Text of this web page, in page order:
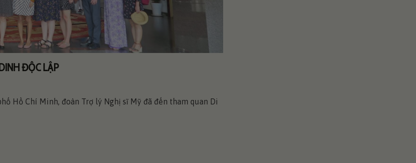
ĐỘC LẬP
Hồ Chí Minh, đoàn Trợ lý Nghị sĩ Mỹ đã đến tham quan Di